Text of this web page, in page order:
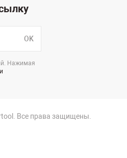
OK
Нажимая
Все права защищены.